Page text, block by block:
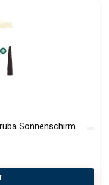
Sonnenschirm